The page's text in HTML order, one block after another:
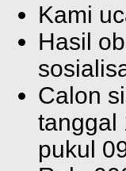
Kami
Hasil
Calon
tanggal
pukul